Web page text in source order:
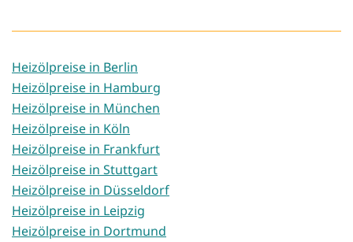
Heizölpreise in Berlin
Heizölpreise in Hamburg
Heizölpreise in München
Heizölpreise in Köln
Heizölpreise in Frankfurt
Heizölpreise in Stuttgart
Heizölpreise in Düsseldorf
Heizölpreise in Leipzig
Heizölpreise in Dortmund